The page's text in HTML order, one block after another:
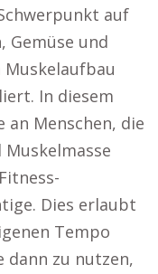
auf
Gemüse und
Muskelaufbau
In diesem
Menschen, die
Dies erlaubt
Tempo
zu nutzen,